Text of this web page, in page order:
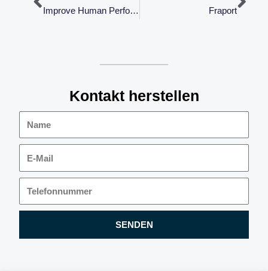
Improve Human Performance Fraport
Kontakt herstellen
Mail
SENDEN